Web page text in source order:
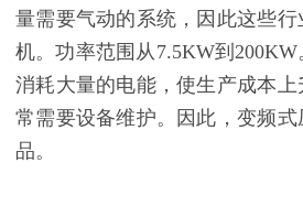
量需要气动的系统，因此这些
机。功率范围从7.5KW到
消耗大量的电能，使生产成本
常需要设备维护。因此，变频
品。